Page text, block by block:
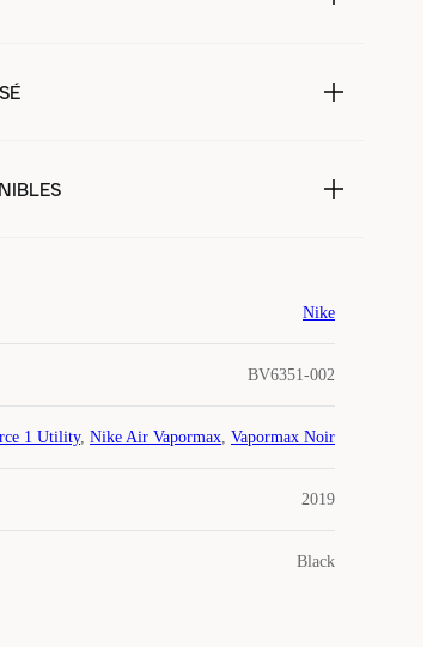
Nike
BV6351-002
1 Utility, Nike Air Vapormax, Vapormax Noir
2019
Black